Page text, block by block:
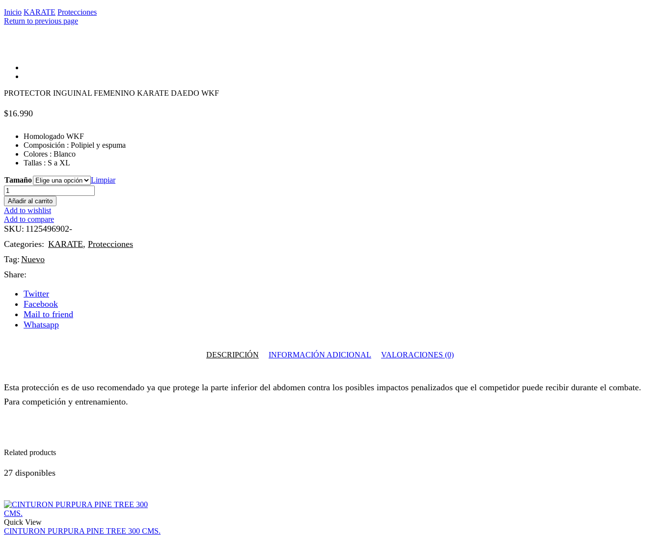
Inicio KARATE Protecciones
Return to previous page
PROTECTOR INGUINAL FEMENINO KARATE DAEDO WKF
$16.990
Homologado WKF
Composición : Polipiel y espuma
Colores : Blanco
Tallas : S a XL
Tamaño Limpiar
Añadir al carrito
Add to wishlist
Add to compare
SKU: 1125496902-
Categories: KARATE, Protecciones
Tag: Nuevo
Share:
Twitter
Facebook
Mail to friend
Whatsapp
DESCRIPCIÓN INFORMACIÓN ADICIONAL VALORACIONES (0)
Esta protección es de uso recomendado ya que protege la parte inferior del abdomen contra los posibles impactos penalizados que el competidor puede recibir durante el combate.
Para competición y entrenamiento.
Related products
27 disponibles
Quick View
CINTURON PURPURA PINE TREE 300 CMS.